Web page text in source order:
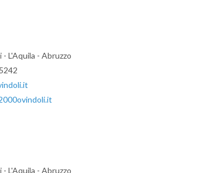
L'Aquila - Abruzzo
L'Aquila - Abruzzo